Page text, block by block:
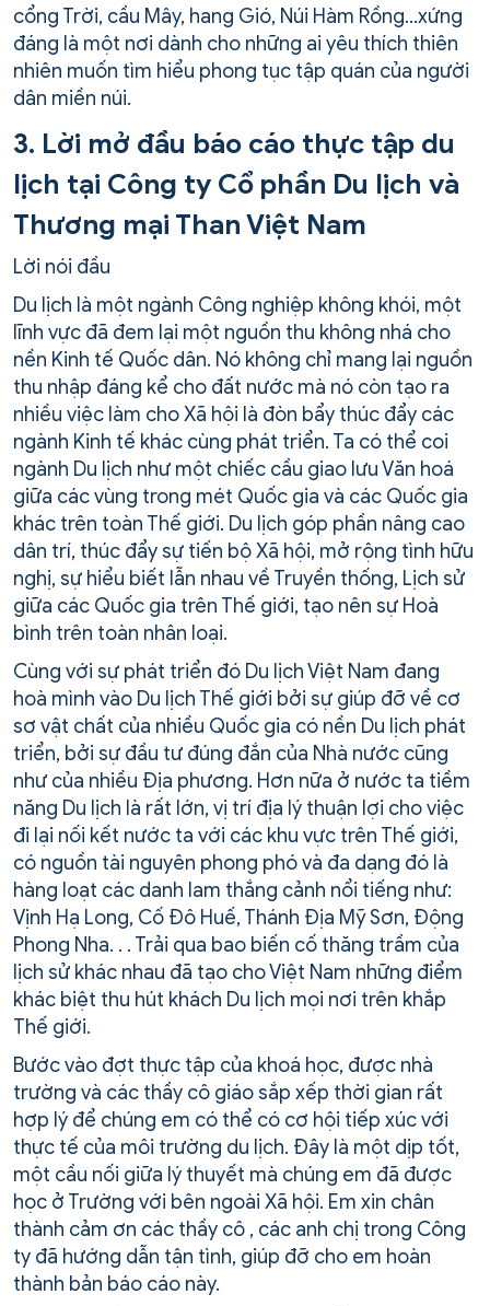
cổng Trời, cầu Mây, hang Gió, Núi Hàm Rồng…xứng
đáng là một nơi dành cho những ai yêu thích thiên
nhiên muốn tìm hiểu phong tục tập quán của người
dân miền núi.
3. Lời mở đầu báo cáo thực tập du
lịch tại Công ty Cổ phần Du lịch và
Thương mại Than Việt Nam
Lời nói đầu
Du lịch là một ngành Công nghiệp không khói, một
lĩnh vực đã đem lại một nguồn thu không nhá cho
nền Kinh tế Quốc dân. Nó không chỉ mang lại nguồn
thu nhập đáng kể cho đất nước mà nó còn tạo ra
nhiều việc làm cho Xã hội là đòn bẩy thúc đẩy các
ngành Kinh tế khác cùng phát triển. Ta có thể coi
ngành Du lịch như một chiếc cầu giao lưu Văn hoá
giữa các vùng trong mét Quốc gia và các Quốc gia
khác trên toàn Thế giới. Du lịch góp phần nâng cao
dân trí, thúc đẩy sự tiến bộ Xã hội, mở rộng tình hữu
nghị, sự hiểu biết lẫn nhau về Truyền thống, Lịch sử
giữa các Quốc gia trên Thế giới, tạo nên sự Hoà
bình trên toàn nhân loại.
Cùng với sự phát triển đó Du lịch Việt Nam đang
hoà mình vào Du lịch Thế giới bởi sự giúp đỡ về cơ
sơ vật chất của nhiều Quốc gia có nền Du lịch phát
triển, bởi sự đầu tư đúng đắn của Nhà nước cũng
như của nhiều Địa phương. Hơn nữa ở nước ta tiềm
năng Du lịch là rất lớn, vị trí địa lý thuận lợi cho việc
đi lại nối kết nước ta với các khu vực trên Thế giới,
có nguồn tài nguyên phong phó và đa dạng đó là
hàng loạt các danh lam thắng cảnh nổi tiếng như:
Vịnh Hạ Long, Cố Đô Huế, Thánh Địa Mỹ Sơn, Động
Phong Nha. . . Trải qua bao biến cố thăng trầm của
lịch sử khác nhau đã tạo cho Việt Nam những điểm
khác biệt thu hút khách Du lịch mọi nơi trên khắp
Thế giới.
Bước vào đợt thực tập của khoá học, được nhà
trường và các thầy cô giáo sắp xếp thời gian rất
hợp lý để chúng em có thể có cơ hội tiếp xúc với
thực tế của môi trường du lịch. Đây là một dịp tốt,
một cầu nối giữa lý thuyết mà chúng em đã được
học ở Trường với bên ngoài Xã hội. Em xin chân
thành cảm ơn các thầy cô , các anh chị trong Công
ty đã hướng dẫn tận tình, giúp đỡ cho em hoàn
thành bản báo cáo này.